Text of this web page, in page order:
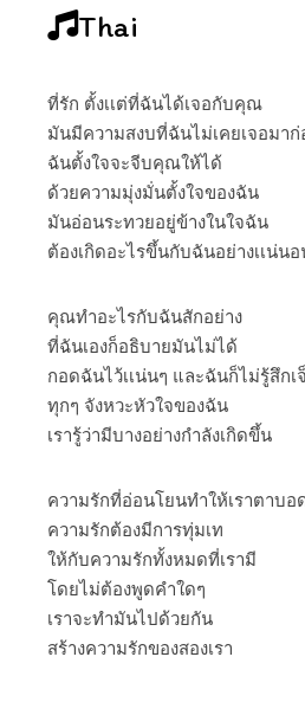
Thai
ที่รัก ตั้งเเต่ที่ฉันได้เจอกับคุณ
มันมีความสงบที่ฉันไม่เคยเจอมาก่
ฉันตั้งใจจะจีบคุณให้ได้
ด้วยความมุ่งมั่นตั้งใจของฉัน
มันอ่อนระทวยอยู่ข้างในใจฉัน
ต้องเกิดอะไรขึ้นกับฉันอย่างเเน่น
คุณทำอะไรกับฉันสักอย่าง
ที่ฉันเองก็อธิบายมันไม่ได้
กอดฉันไว้เเน่นๆ และฉันก็ไม่รู้สึกเ
ทุกๆ จังหวะหัวใจของฉัน
เรารู้ว่ามีบางอย่างกำลังเกิดขึ้น
ความรักที่อ่อนโยนทำให้เราตาบอ
ความรักต้องมีการทุ่มเท
ให้กับความรักทั้งหมดที่เรามี
โดยไม่ต้องพูดคำใดๆ
เราจะทำมันไปด้วยกัน
สร้างความรักของสองเรา